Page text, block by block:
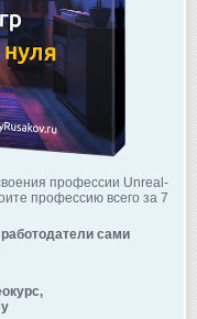
профессии Unreal-
профессию всего за 7
сами